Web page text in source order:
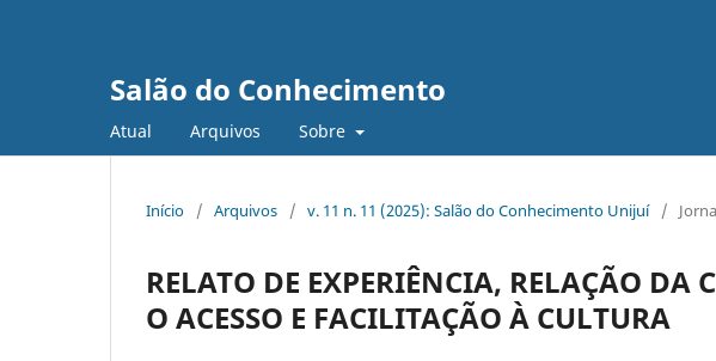
Salão do Conhecimento
Atual Arquivos Sobre
Início / Arquivos / v. 11 n. 11 (2025): Salão do Conhecimento Unijuí /
RELATO DE EXPERIÊNCIA, RELAÇÃO
O ACESSO E FACILITAÇÃO À CULTURA